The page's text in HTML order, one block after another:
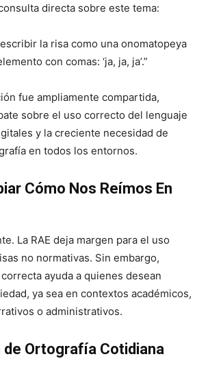
directa sobre este tema:
la risa como una onomatopeya
con comas: ‘ja, ja, ja’.”
fue ampliamente compartida,
sobre el uso correcto del lenguaje
y la creciente necesidad de
en todos los entornos.
Cómo Nos Reímos En
La RAE deja margen para el uso
no normativas. Sin embargo,
ayuda a quienes desean
ya sea en contextos académicos,
o administrativos.
de Ortografía Cotidiana